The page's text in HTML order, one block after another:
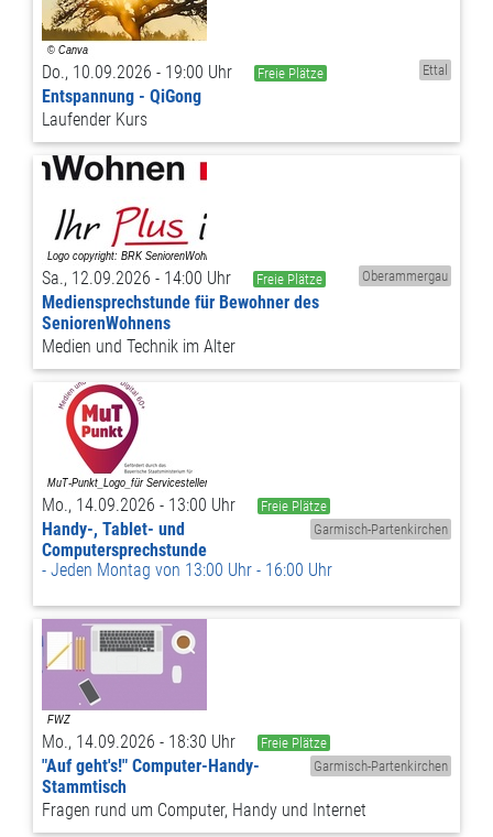
Do., 10.09.2026 - 19:00 Uhr Freie Plätze Ettal
Entspannung - QiGong
Laufender Kurs
Sa., 12.09.2026 - 14:00 Uhr Freie Plätze Oberammergau
Mediensprechstunde für Bewohner des
SeniorenWohnens
Medien und Technik im Alter
Mo., 14.09.2026 - 13:00 Uhr
Freie Plätze
Garmisch-Partenkirchen
Handy-, Tablet- und
Computersprechstunde
Jeden Montag von 13:00 Uhr - 16:00 Uhr
Mo., 14.09.2026 - 18:30 Uhr
Freie Plätze
Garmisch-Partenkirchen
"Auf geht's!" Computer-Handy-
Stammtisch
Fragen rund um Computer, Handy und Internet